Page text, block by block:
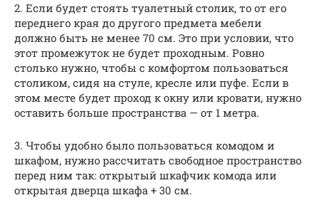
2. Если будет стоять туалетный столик, то от его
переднего края до другого предмета мебели
должно быть не менее 70 см. Это при условии, что
этот промежуток не будет проходным. Ровно
столько нужно, чтобы с комфортом пользоваться
столиком, сидя на стуле, кресле или пуфе. Если в
этом месте будет проход к окну или кровати, нужно
оставить больше пространства — от 1 метра.
3. Чтобы удобно было пользоваться комодом и
шкафом, нужно рассчитать свободное пространство
перед ним так: открытый шкафчик комода или
открытая дверца шкафа + 30 см.